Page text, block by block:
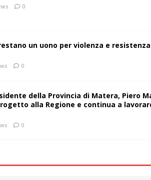
0
un uono per violenza e
0
della Provincia di Matera, Piero
alla Regione e continua a
0